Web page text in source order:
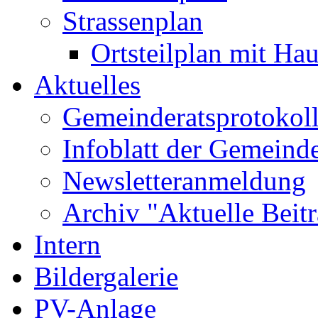
Strassenplan
Ortsteilplan mit
Aktuelles
Infoblatt der
Newsletteranmeldung
Archiv "Aktuelle
Intern
Bildergalerie
PV-Anlage